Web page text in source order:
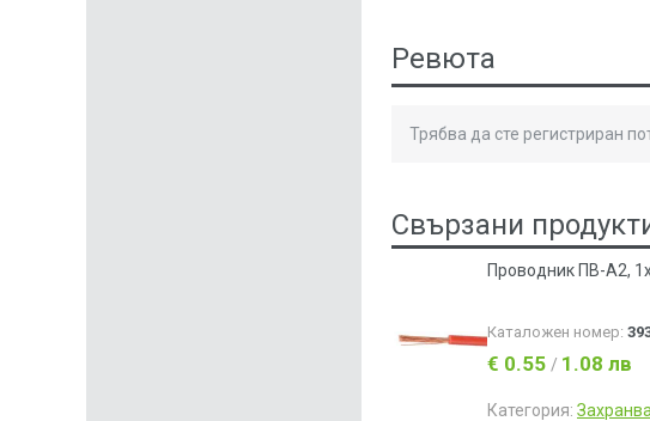
Ревюта
Трябва да сте регистриран
Свързани
Проводник ПВ-А2,
Каталожен номер:
€ 0.55 / 1.08 лв
Категория: